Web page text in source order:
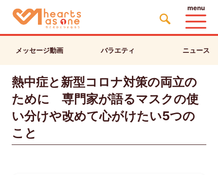
menu
メッセージ動画 バラエティ ニュース
熱中症と新型コロナ対策の両立の
ために 専門家が語るマスクの使
い分けや改めて心がけたい5つの
こと